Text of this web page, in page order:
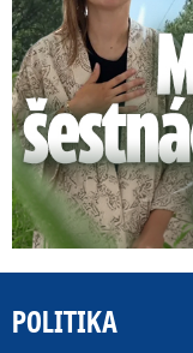
POLITIKA